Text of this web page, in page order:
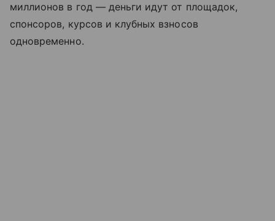
миллионов в год — деньги идут от площадок,
спонсоров, курсов и клубных взносов
одновременно.